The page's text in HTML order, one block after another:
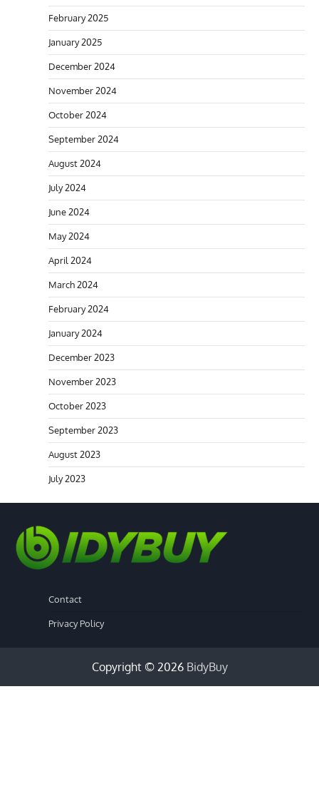
February 2025
January 2025
December 2024
November 2024
October 2024
September 2024
August 2024
July 2024
June 2024
May 2024
April 2024
March 2024
February 2024
January 2024
December 2023
November 2023
October 2023
September 2023
August 2023
July 2023
Contact
Privacy Policy
Copyright © 2026 BidyBuy